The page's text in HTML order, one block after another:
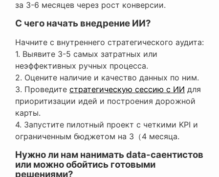
за 3-6 месяцев через рост конверсии.
С чего начать внедрение ИИ?
Начните с внутреннего стратегического аудита:
1. Выявите 3-5 самых затратных или
неэффективных ручных процесса.
2. Оцените наличие и качество данных по ним.
3. Проведите стратегическую сессию с ИИ для
приоритизации идей и построения дорожной
карты.
4. Запустите пилотный проект с четкими KPI и
ограниченным бюджетом на 3（4 месяца.
Нужно ли нам нанимать data-саентистов
или можно обойтись готовыми
решениями?